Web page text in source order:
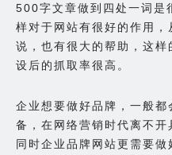
500字文章做到四处一词是
样对于网站有很好的作用
说，也有很大的帮助，这
设后的抓取率很高。
企业想要做好品牌，一般
备，在网络营销时代离不开
同时企业品牌网站更需要